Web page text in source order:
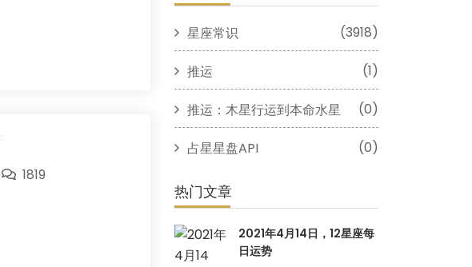
1819
星座常识 (3918)
推运 (1)
推运：木星行运到本命水星 (0)
占星星盘API (0)
热门文章
2021年4月14日，12星座每
日运势